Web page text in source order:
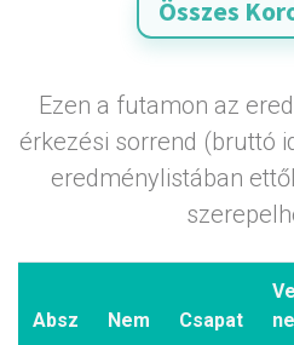
Ezen a futamon az
érkezési sorrend (bruttó
eredménylistában
Absz Nem Csapat